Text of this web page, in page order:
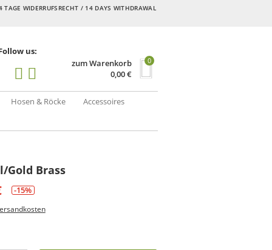
TAGE WIDERRUFSRECHT / 14 DAYS WITHDRAWAL
us:
zum Warenkorb
0,00€
0
Hosen & Röcke Accessoires
Gold Brass
-15%